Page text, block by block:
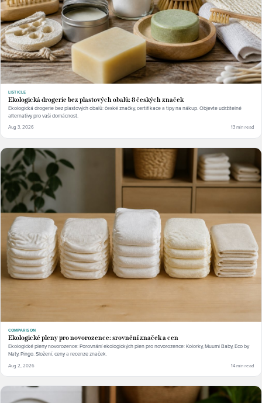
LISTICLE
Ekologická drogerie bez plastových obalů: 8 českých značek
Ekologická drogerie bez plastových obalů: české značky, certifikace a tipy na nákup. Objevte udržitelné
alternativy pro vaši domácnost.
Aug 3, 2026 13 min read
COMPARISON
Ekologické pleny pro novorozence: srovnění značek a cen
Ekologické pleny novorozence: Porovnání ekologických plen pro novorozence: Kolorky, Muumi Baby, Eco by
Naty, Pingo. Složení, ceny a recenze značek.
Aug 2, 2026 14 min read